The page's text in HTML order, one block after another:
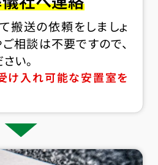
搬送の依頼をしましょ
相談は不要ですので、
い。
け入れ可能な安置室を